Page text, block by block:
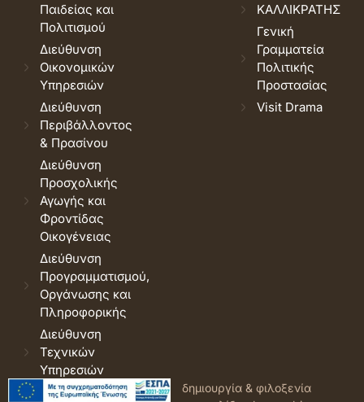
Παιδείας και
Πολιτισμού
Διεύθυνση
Οικονομικών
Υπηρεσιών
Διεύθυνση
Περιβάλλοντος
& Πρασίνου
Διεύθυνση
Προσχολικής
Αγωγής και
Φροντίδας
Οικογένειας
Διεύθυνση
Προγραμματισμού,
Οργάνωσης και
Πληροφορικής
Διεύθυνση
Τεχνικών
Υπηρεσιών
ΚΑΛΛΙΚΡΑΤΗΣ
Γενική
Γραμματεία
Πολιτικής
Προστασίας
Visit Drama
© 2026 Δήμος Δράμας. Όροι
δημιουργία & φιλοξενία